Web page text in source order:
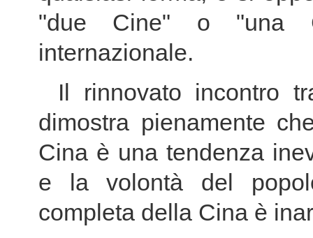
"due Cine" o "una
internazionale.
Il rinnovato incontro
dimostra pienamente
Cina è una tendenza
e la volontà del
completa della Cina è